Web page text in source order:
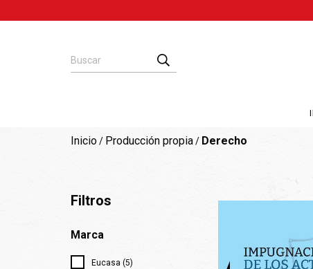
Inicio/ Producción propia/ Derecho
Filtros
Marca
Eucasa (5)